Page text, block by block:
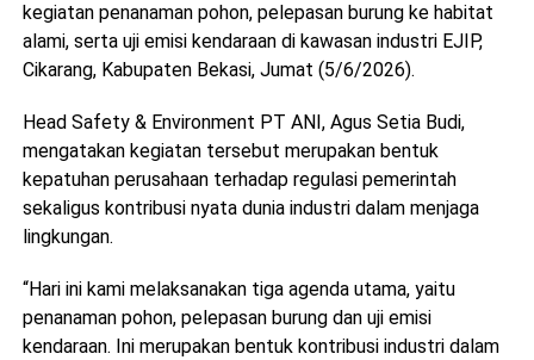
kegiatan penanaman pohon, pelepasan burung ke habitat
alami, serta uji emisi kendaraan di kawasan industri EJIP,
Cikarang, Kabupaten Bekasi, Jumat (5/6/2026).
Head Safety & Environment PT ANI, Agus Setia Budi,
mengatakan kegiatan tersebut merupakan bentuk
kepatuhan perusahaan terhadap regulasi pemerintah
sekaligus kontribusi nyata dunia industri dalam menjaga
lingkungan.
“Hari ini kami melaksanakan tiga agenda utama, yaitu
penanaman pohon, pelepasan burung dan uji emisi
kendaraan. Ini merupakan bentuk kontribusi industri dalam